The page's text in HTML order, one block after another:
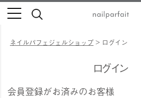
ネイルパフェジェルショップ ログイン
ログイン
会員登録がお済みのお客様